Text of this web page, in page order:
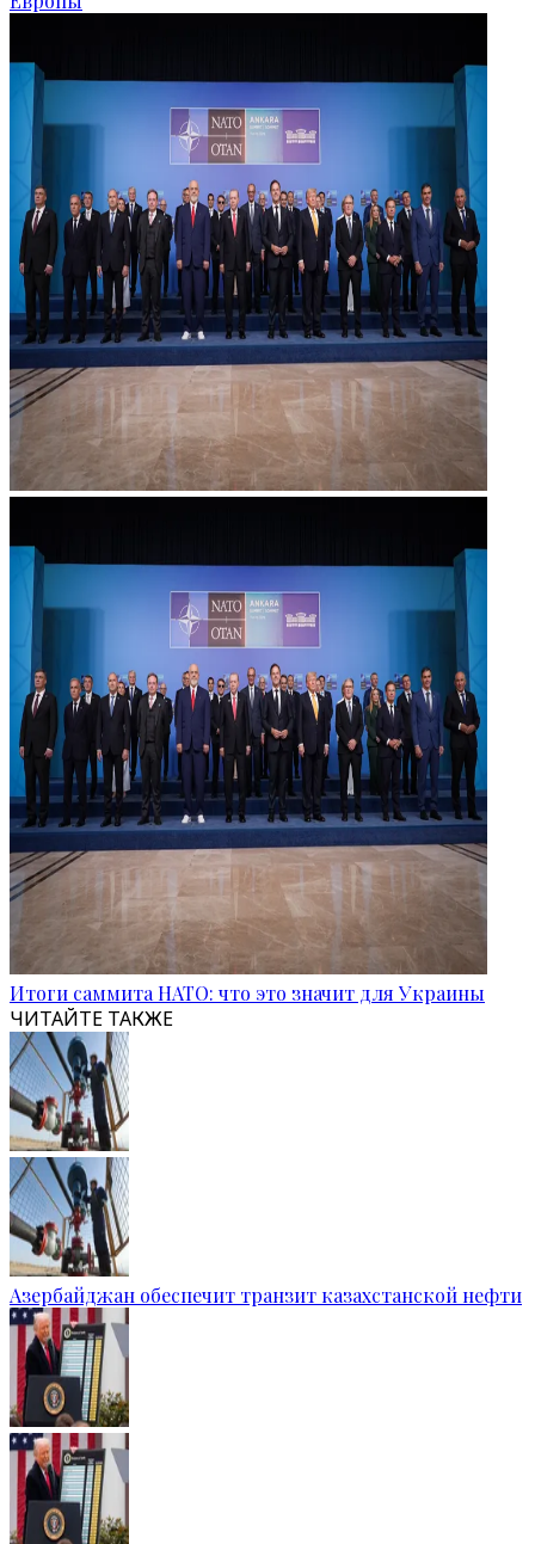
Итоги саммита НАТО: что это значит для Украины
ЧИТАЙТЕ ТАКЖЕ
Азербайджан обеспечит транзит казахстанской нефти